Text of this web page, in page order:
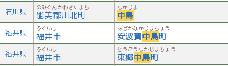
石川県 のみぐんかわきたまち
能美郡川北町
なかじま
中島
福井県 ふくいし
福井市
あばかなかじまちょう
安波賀中島町
福井県 ふくいし
福井市
とうごうなかじまちょう
東郷中島町